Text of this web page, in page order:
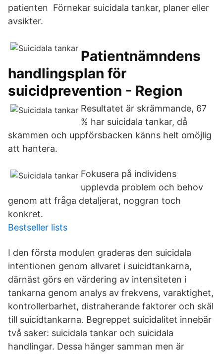
patienten Förnekar suicidala tankar, planer eller
avsikter.
Patientnämndens
handlingsplan för
suicidprevention - Region
Resultatet är skrämmande, 67
% har suicidala tankar, då
skammen och uppförsbacken känns helt omöjlig
att hantera.
Fokusera på individens
upplevda problem och behov
genom att fråga detaljerat, noggran toch
konkret.
Bestseller lists
I den första modulen graderas den suicidala
intentionen genom allvaret i suicidtankarna,
därnäst görs en värdering av intensiteten i
tankarna genom analys av frekvens, varaktighet,
kontrollerbarhet, distraherande faktorer och skäl
till suicidtankarna. Begreppet suicidalitet innebär
två saker: suicidala tankar och suicidala
handlingar. Dessa hänger samman men är